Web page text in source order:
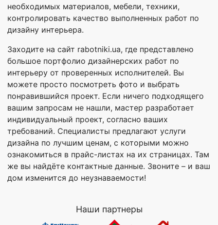
необходимых материалов, мебели, техники,
контролировать качество выполненных работ по
дизайну интерьера.
Заходите на сайт rabotniki.ua, где представлено
большое портфолио дизайнерских работ по
интерьеру от проверенных исполнителей. Вы
можете просто посмотреть фото и выбрать
понравившийся проект. Если ничего подходящего
вашим запросам не нашли, мастер разработает
индивидуальный проект, согласно ваших
требований. Специалисты предлагают услуги
дизайна по лучшим ценам, с которыми можно
ознакомиться в прайс-листах на их страницах. Там
же вы найдёте контактные данные. Звоните – и ваш
дом изменится до неузнаваемости!
Наши партнеры